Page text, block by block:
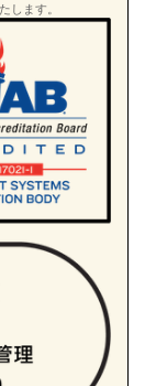
します。